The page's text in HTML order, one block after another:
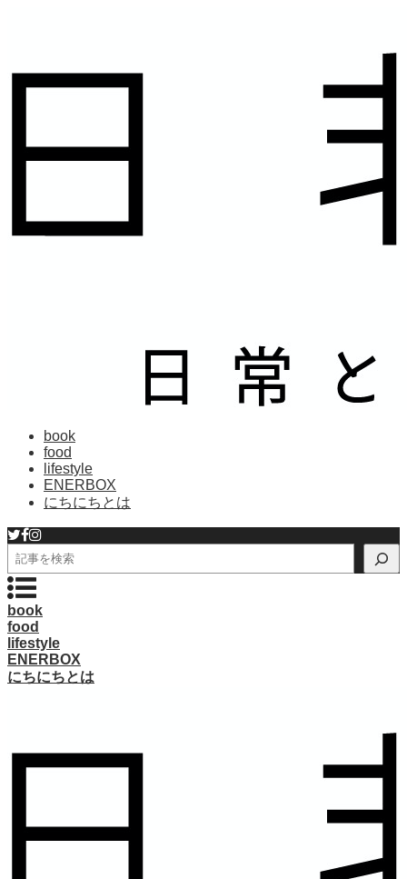
book
food
lifestyle
ENERBOX
にちにちとは
検
索
book
food
lifestyle
ENERBOX
にちにちとは